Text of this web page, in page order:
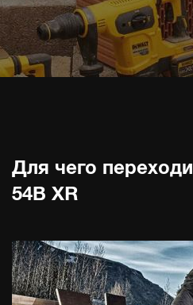
Для чего
54В XR